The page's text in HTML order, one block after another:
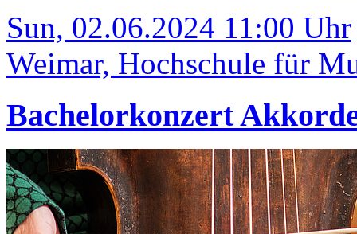
Sun, 02.06.2024 11:00 Uhr
Weimar, Hochschule für
Bachelorkonzert